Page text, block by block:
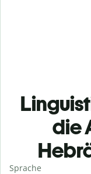
die
Sprache